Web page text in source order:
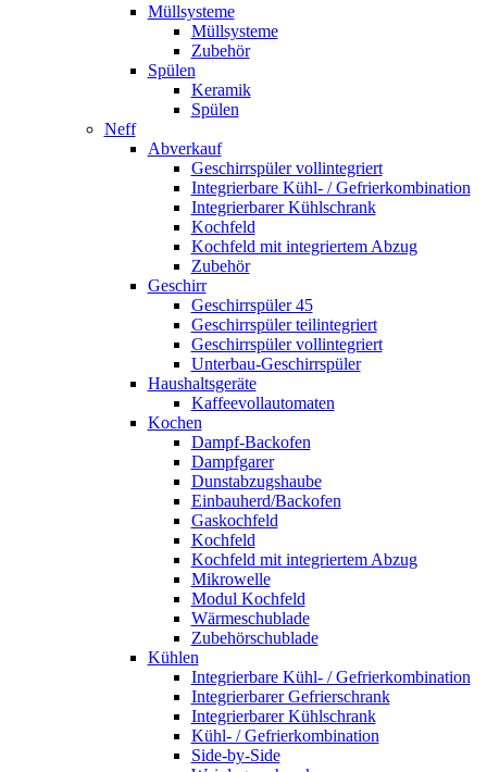
Müllsysteme
Müllsysteme
Zubehör
Spülen
Keramik
Spülen
Neff
Abverkauf
Geschirrspüler vollintegriert
Integrierbare Kühl- / Gefrierkombination
Integrierbarer Kühlschrank
Kochfeld
Kochfeld mit integriertem Abzug
Zubehör
Geschirr
Geschirrspüler 45
Geschirrspüler teilintegriert
Geschirrspüler vollintegriert
Unterbau-Geschirrspüler
Haushaltsgeräte
Kaffeevollautomaten
Kochen
Dampf-Backofen
Dampfgarer
Dunstabzugshaube
Einbauherd/Backofen
Gaskochfeld
Kochfeld
Kochfeld mit integriertem Abzug
Mikrowelle
Modul Kochfeld
Wärmeschublade
Zubehörschublade
Kühlen
Integrierbare Kühl- / Gefrierkombination
Integrierbarer Gefrierschrank
Integrierbarer Kühlschrank
Kühl- / Gefrierkombination
Side-by-Side